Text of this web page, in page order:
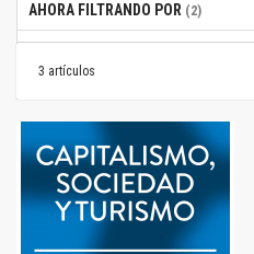
3 artículos
AHORA FILTRANDO POR